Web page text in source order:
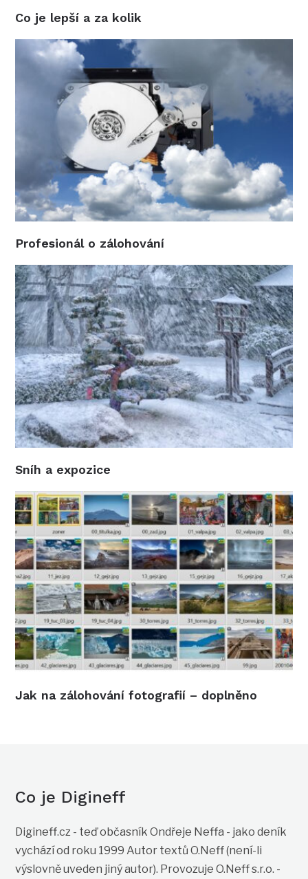
Co je lepší a za kolik
Profesionál o zálohování
Sníh a expozice
Jak na zálohování fotografií – doplněno
Co je Digineff
Digineff.cz - teď občasník Ondřeje Neffa - jako deník
vychází od roku 1999 Autor textů O.Neff (není-li
výslovně uveden jiný autor). Provozuje O.Neff s.r.o. -